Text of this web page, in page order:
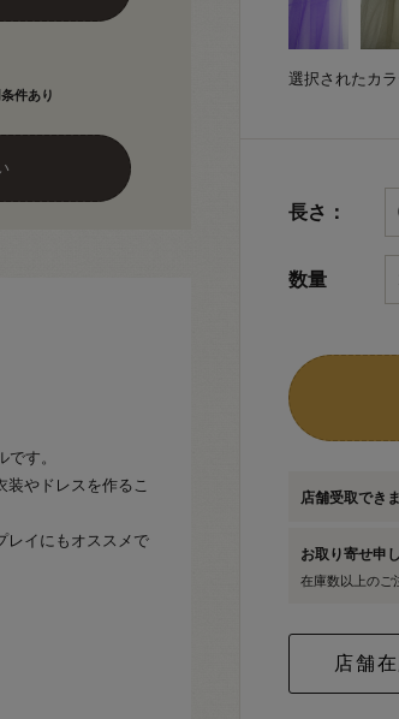
件あり
す。
やドレスを作るこ
レイにもオススメで
選択されたカ
長さ：
数量
店舗受取でき
お取り寄せ申
在庫数以上のご